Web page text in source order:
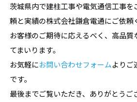
茨城県内で建柱工事や電気通信工事を
頼と実績の株式会社鎌倉電通にご依頼
お客様のご期待に応えるべく、高品
てまいります。
お気軽にお問い合わせフォームよりご
です。
最後までご覧いただき、ありがとうご